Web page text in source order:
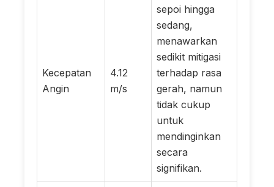
Kecepatan
Angin
4.12
m/s
sepoi hingga
sedang,
menawarkan
sedikit mitigasi
terhadap rasa
gerah, namun
tidak cukup
untuk
mendinginkan
secara
signifikan.